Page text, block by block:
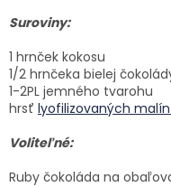
Suroviny:
1 hrnček kokosu
1/2 hrnčeka bielej
1-2PL jemného tvarohu
hrsť lyofilizovaných malín
Voliteľné:
Ruby čokoláda na